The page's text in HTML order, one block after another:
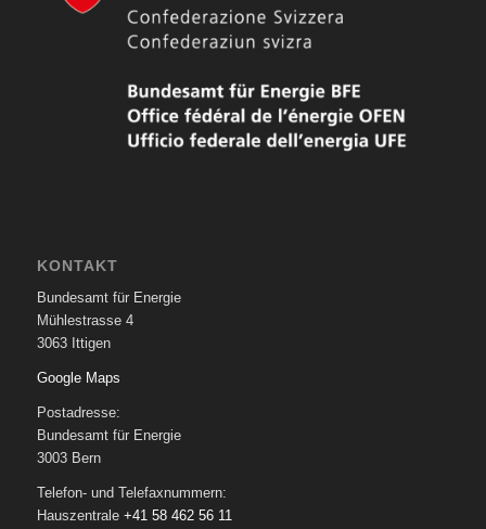
KONTAKT
Bundesamt für Energie
Mühlestrasse 4
3063 Ittigen
Google Maps
Postadresse:
Bundesamt für Energie
3003 Bern
Telefon- und Telefaxnummern:
Hauszentrale +41 58 462 56 11